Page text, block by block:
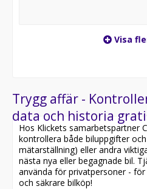
bilägande! Besiktigad t om
garanti i upp till 36 månader
helförsäkring i upp till 1
Santander Consumer bank
Visa
Trygg affär -
data och historia
Hos Klickets samarbetspartner
kontrollera både biluppgifter
mätarställning) eller andra
nästa nya eller begagnade bil.
använda för privatpersoner -
och säkrare bilköp!